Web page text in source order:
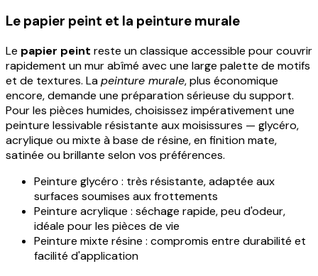
Le papier peint et la peinture murale
Le papier peint reste un classique accessible pour couvrir
rapidement un mur abîmé avec une large palette de motifs
et de textures. Lapeinture murale, plus économique
encore, demande une préparation sérieuse du support.
Pour les pièces humides, choisissez impérativement une
peinture lessivable résistante aux moisissures — glycéro,
acrylique ou mixte à base de résine, en finition mate,
satinée ou brillante selon vos préférences.
Peinture glycéro : très résistante, adaptée aux
surfaces soumises aux frottements
Peinture acrylique : séchage rapide, peu d'odeur,
idéale pour les pièces de vie
Peinture mixte résine : compromis entre durabilité et
facilité d'application